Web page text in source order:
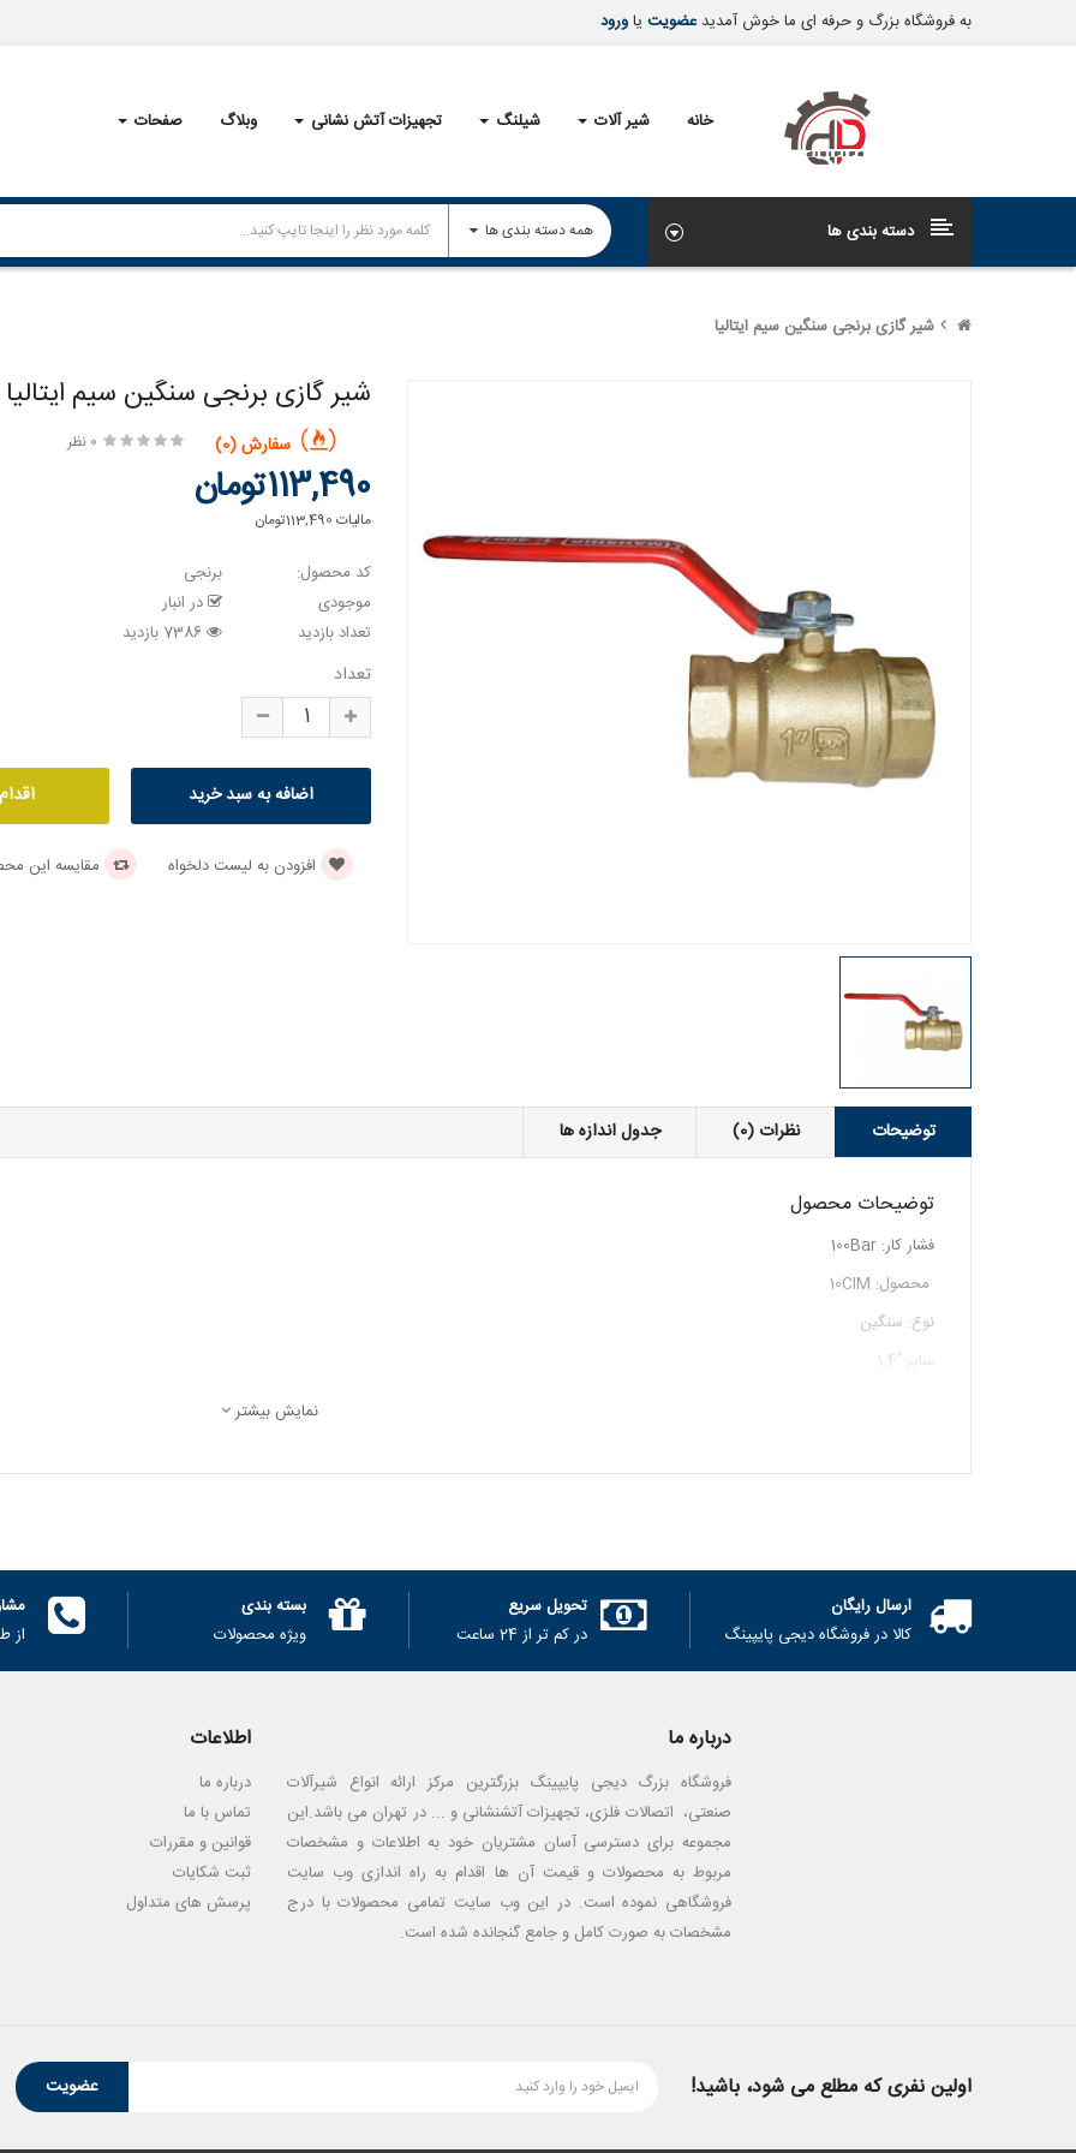
به فروشگاه بزرگ و حرفه ای ما خوش آمدیدعضویت یاورود
خانه شیر آلات شیلنگ تجهیزات آتش نشانی وبلاگ صفحات
دسته بندی ها
شیر گازی برنجی سنگین سیم ایتالیا
شیر گازی برنجی سنگین سیم ایتالیا
0 نظر سفارش (0)
113,490تومان
مالیات 113,490تومان
کد محصول:
برنجی
موجودی
در انبار
تعداد بازدید
تعداد
افزودن به لیست دلخواه مقایسه این
توضیحات نظرات (0) جدول اندازه ها
توضیحات محصول
فشار کار: 100Bar
محصول: 10CIM
نوع: سنگین
سایز:"1.4
نمایش بیشتر
ارسال رایگان
کالا در فروشگاه دیجی پایپینگ
تحویل سریع
در کم تر از 24 ساعت
بسته بندی
ویژه محصولات
از
درباره ما
فروشگاه بزرگ دیجی پایپینگ بزرگترین مرکز ارائه انواع شیرآلات
صنعتی، اتصالات فلزی، تجهیزات آتشنشانی و ... در تهران می باشد.این
مجموعه برای دسترسی آسان مشتریان خود به اطلاعات و مشخصات
مربوط به محصولات و قیمت آن ها اقدام به راه اندازی وب سایت
فروشگاهی نموده است. در این وب سایت تمامی محصولات با درج
مشخصات به صورت کامل و جامع گنجانده شده است.
اطلاعات
درباره ما
تماس با ما
قوانین و مقررات
ثبت شکایات
پرسش های متداول
اولین نفری که مطلع می شود، باشید! عضویت